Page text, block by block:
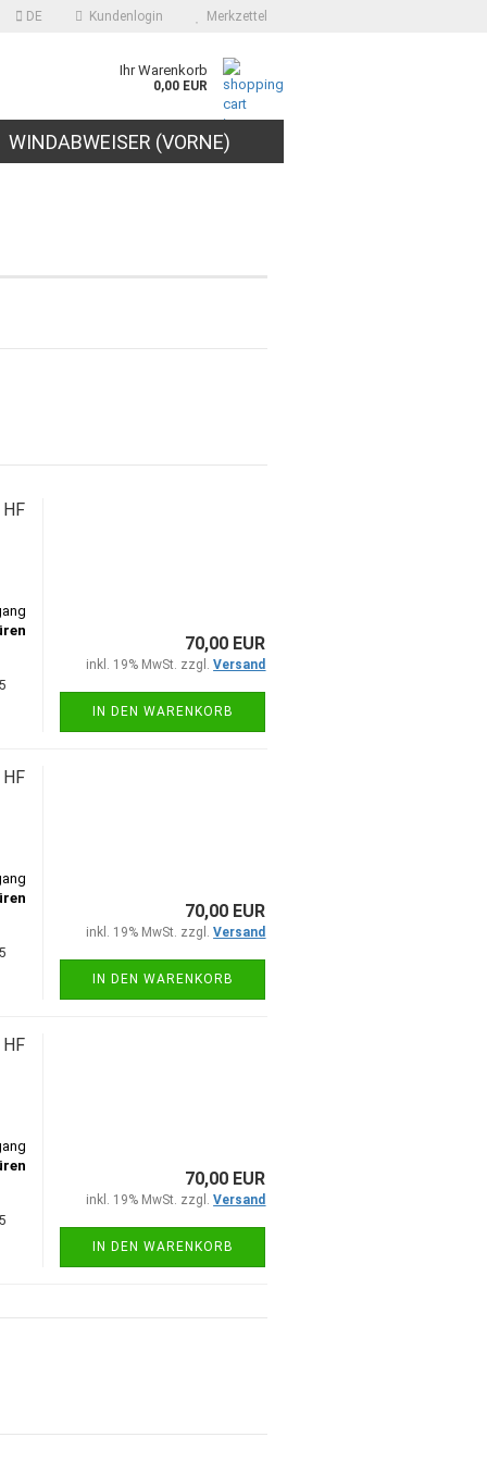
DE Kundenlogin Merkzettel
Ihr Warenkorb
0,00 EUR
WINDABWEISER (VORNE)
70,00 EUR
inkl. 19% MwSt. zzgl.Versand
IN DEN WARENKORB
70,00 EUR
inkl. 19% MwSt. zzgl.Versand
IN DEN WARENKORB
70,00 EUR
inkl. 19% MwSt. zzgl.Versand
IN DEN WARENKORB